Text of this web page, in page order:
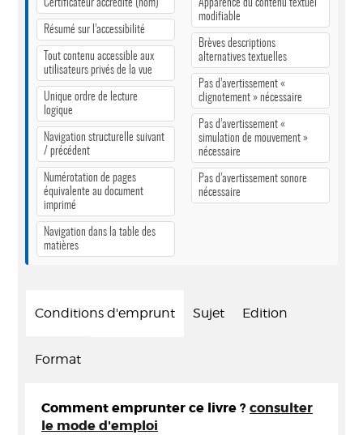
Certificateur accrédité (nom)
Résumé sur l’accessibilité
Tout contenu accessible aux
utilisateurs privés de la vue
Unique ordre de lecture
logique
Navigation structurelle suivant
/ précédent
Numérotation de pages
équivalente au document
imprimé
Navigation dans la table des
matières
Apparence du contenu textuel
modifiable
Brèves descriptions
alternatives textuelles
Pas d’avertissement «
clignotement » nécessaire
Pas d’avertissement «
simulation de mouvement »
nécessaire
Pas d’avertissement sonore
nécessaire
Conditions d'emprunt Sujet Edition
Format
Comment emprunter ce livre ? consulter
le mode d'emploi